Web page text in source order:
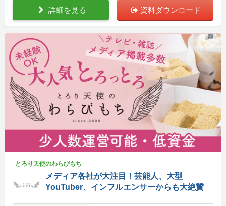
詳細を見る 資料ダウンロード
とろり天使のわらびもち
メディア各社が大注目！芸能人、大型
YouTuber、インフルエンサーからも大絶賛